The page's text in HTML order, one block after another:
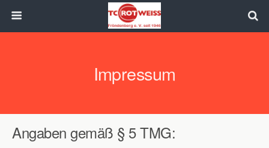
Impressum
Angaben gemäß § 5 TMG: